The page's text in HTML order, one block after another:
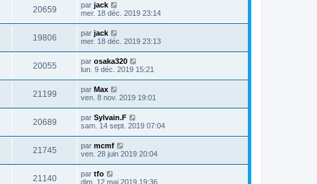
20659 par jack
mer. 18 déc. 2019 23:14
19806 par jack
mer. 18 déc. 2019 23:13
20055 par osaka320
lun. 9 déc. 2019 15:21
21199 par Max
ven. 8 nov. 2019 19:01
20689 par Sylvain.F
sam. 14 sept. 2019 07:04
21745 par mcmf
ven. 28 juin 2019 20:04
21140 par tfo
dim. 12 mai 2019 19:36